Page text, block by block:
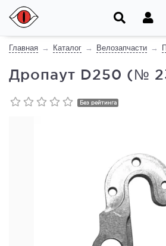
Главная Каталог Велозапчасти
Дропаут D250 (№
Без рейтинга